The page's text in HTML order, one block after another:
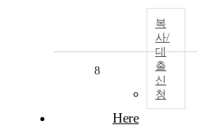
복
사/
대
출
신
청
8
Here